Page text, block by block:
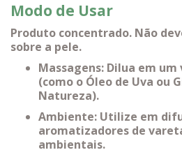
Modo de Usar
Produto concentrado. Não
sobre a pele.
Massagens: Dilua em
(como o Óleo de Uva ou
Natureza).
Ambiente: Utilize em
aromatizadores de
ambientais.